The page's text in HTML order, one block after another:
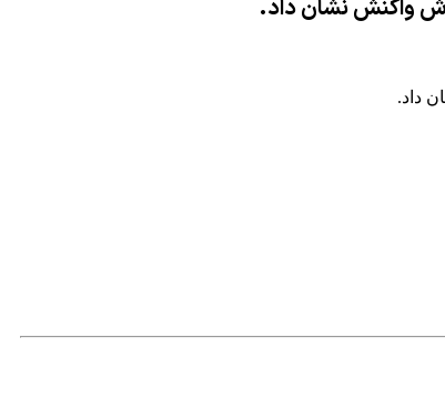
واکنش نشان داد.
داد.